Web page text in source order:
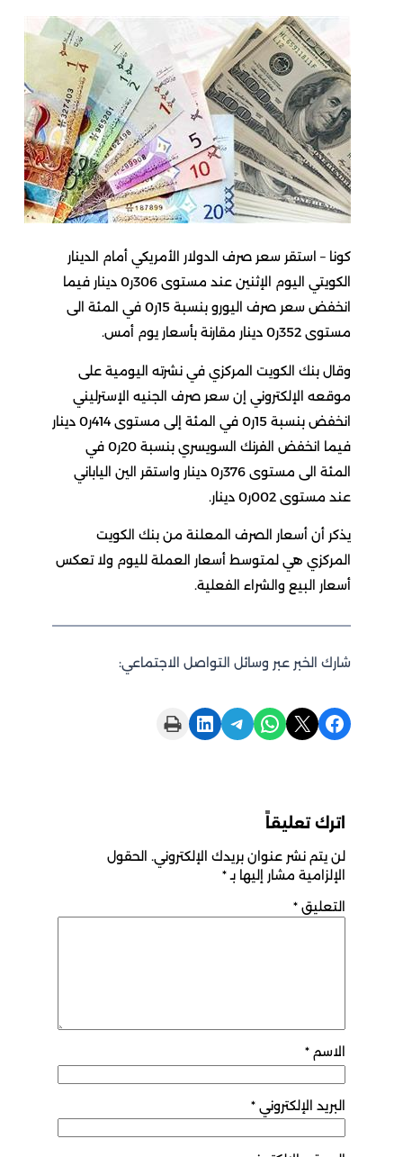
كونا – استقر سعر صرف الدولار الأمريكي أمام الدينار
الكويتي اليوم الإثنين عند مستوى 306ر0 دينار فيما
انخفض سعر صرف اليورو بنسبة 15ر0 في المئة الى
مستوى 352ر0 دينار مقارنة بأسعار يوم أمس.
وقال بنك الكويت المركزي في نشرته اليومية على
موقعه الإلكتروني إن سعر صرف الجنيه الإسترليني
انخفض بنسبة 15ر0 في المئة إلى مستوى 414ر0 دينار
فيما انخفض الفرنك السويسري بنسبة 20ر0 في
المئة الى مستوى 376ر0 دينار واستقر الين الياباني
عند مستوى 002ر0 دينار.
يذكر أن أسعار الصرف المعلنة من بنك الكويت
المركزي هي لمتوسط أسعار العملة لليوم ولا تعكس
أسعار البيع والشراء الفعلية.
شارك الخبر عبر وسائل التواصل الاجتماعي:
Share on Facebook
Share on X
Share on WhatsApp
Share on Telegram
Share on LinkedIn
Print this Page
اترك تعليقاً
لن يتم نشر عنوان بريدك الإلكتروني. الحقول
الإلزامية مشار إليها بـ*
التعليق *
الاسم *
البريد الإلكتروني *